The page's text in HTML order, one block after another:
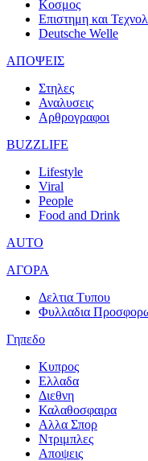
Κοσμος
Επιστημη και
Deutsche Welle
ΑΠΟΨΕΙΣ
Στηλες
Αναλυσεις
Αρθρογραφοι
BUZZLIFE
Lifestyle
Viral
People
Food and Drink
AUTO
ΑΓΟΡΑ
Δελτια Τυπου
Φυλλαδια
Γηπεδο
Κυπρος
Ελλαδα
Διεθνη
Καλαθοσφαιρα
Αλλα Σπορ
Ντριμπλες
Αποψεις